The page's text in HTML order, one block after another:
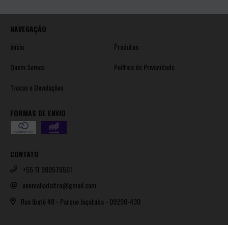
NAVEGAÇÃO
Início
Produtos
Quem Somos
Política de Privacidade
Trocas e Devoluções
FORMAS DE ENVIO
CONTATO
+55 11 980576501
anomaliadistro@gmail.com
Rua Ibaté 48 - Parque Jaçatuba - 09290-430